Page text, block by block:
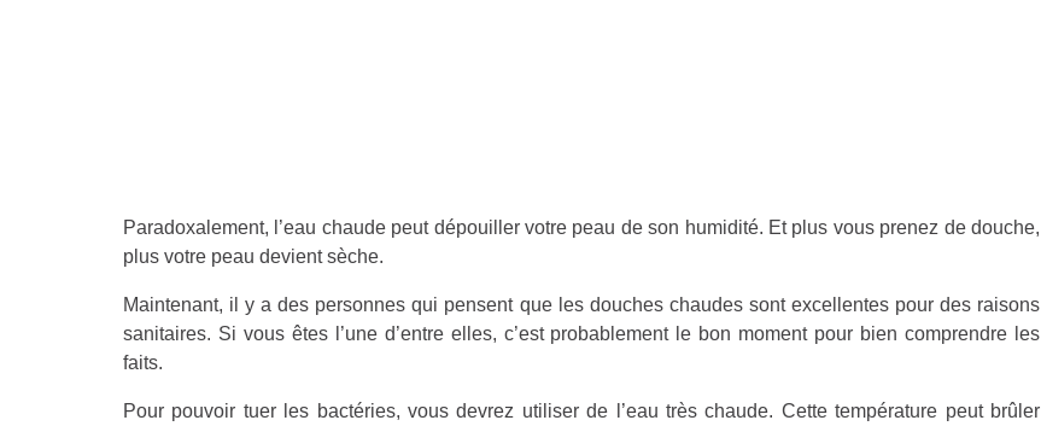
Paradoxalement, l’eau chaude peut dépouiller votre peau de son humidité. Et plus vous prenez de douche,
plus votre peau devient sèche.
Maintenant, il y a des personnes qui pensent que les douches chaudes sont excellentes pour des raisons
sanitaires. Si vous êtes l’une d’entre elles, c’est probablement le bon moment pour bien comprendre les
faits.
Pour pouvoir tuer les bactéries, vous devrez utiliser de l’eau très chaude. Cette température peut brûler